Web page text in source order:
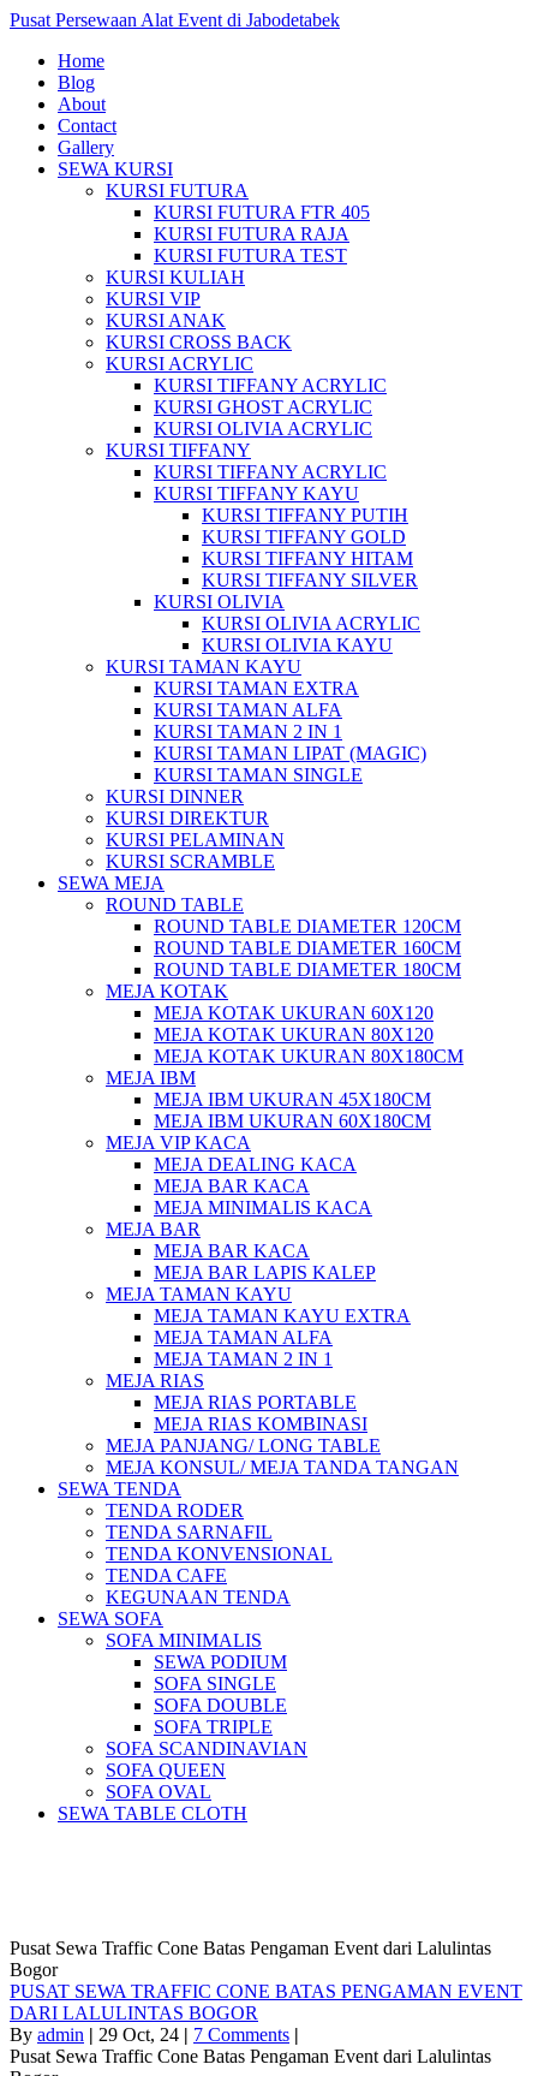
Pusat Persewaan Alat Event di Jabodetabek
Home
Blog
About
Contact
Gallery
SEWA KURSI
KURSI FUTURA
KURSI FUTURA FTR 405
KURSI FUTURA RAJA
KURSI FUTURA TEST
KURSI KULIAH
KURSI VIP
KURSI ANAK
KURSI CROSS BACK
KURSI ACRYLIC
KURSI TIFFANY ACRYLIC
KURSI GHOST ACRYLIC
KURSI OLIVIA ACRYLIC
KURSI TIFFANY
KURSI TIFFANY ACRYLIC
KURSI TIFFANY KAYU
KURSI TIFFANY PUTIH
KURSI TIFFANY GOLD
KURSI TIFFANY HITAM
KURSI TIFFANY SILVER
KURSI OLIVIA
KURSI OLIVIA ACRYLIC
KURSI OLIVIA KAYU
KURSI TAMAN KAYU
KURSI TAMAN EXTRA
KURSI TAMAN ALFA
KURSI TAMAN 2 IN 1
KURSI TAMAN LIPAT (MAGIC)
KURSI TAMAN SINGLE
KURSI DINNER
KURSI DIREKTUR
KURSI PELAMINAN
KURSI SCRAMBLE
SEWA MEJA
ROUND TABLE
ROUND TABLE DIAMETER 120CM
ROUND TABLE DIAMETER 160CM
ROUND TABLE DIAMETER 180CM
MEJA KOTAK
MEJA KOTAK UKURAN 60X120
MEJA KOTAK UKURAN 80X120
MEJA KOTAK UKURAN 80X180CM
MEJA IBM
MEJA IBM UKURAN 45X180CM
MEJA IBM UKURAN 60X180CM
MEJA VIP KACA
MEJA DEALING KACA
MEJA BAR KACA
MEJA MINIMALIS KACA
MEJA BAR
MEJA BAR KACA
MEJA BAR LAPIS KALEP
MEJA TAMAN KAYU
MEJA TAMAN KAYU EXTRA
MEJA TAMAN ALFA
MEJA TAMAN 2 IN 1
MEJA RIAS
MEJA RIAS PORTABLE
MEJA RIAS KOMBINASI
MEJA PANJANG/ LONG TABLE
MEJA KONSUL/ MEJA TANDA TANGAN
SEWA TENDA
TENDA RODER
TENDA SARNAFIL
TENDA KONVENSIONAL
TENDA CAFE
KEGUNAAN TENDA
SEWA SOFA
SOFA MINIMALIS
SEWA PODIUM
SOFA SINGLE
SOFA DOUBLE
SOFA TRIPLE
SOFA SCANDINAVIAN
SOFA QUEEN
SOFA OVAL
SEWA TABLE CLOTH
Pusat Sewa Traffic Cone Batas Pengaman Event dari Lalulintas
Bogor
PUSAT SEWA TRAFFIC CONE BATAS PENGAMAN EVENT
DARI LALULINTAS BOGOR
By admin | 29 Oct, 24 | 7 Comments |
Pusat Sewa Traffic Cone Batas Pengaman Event dari Lalulintas